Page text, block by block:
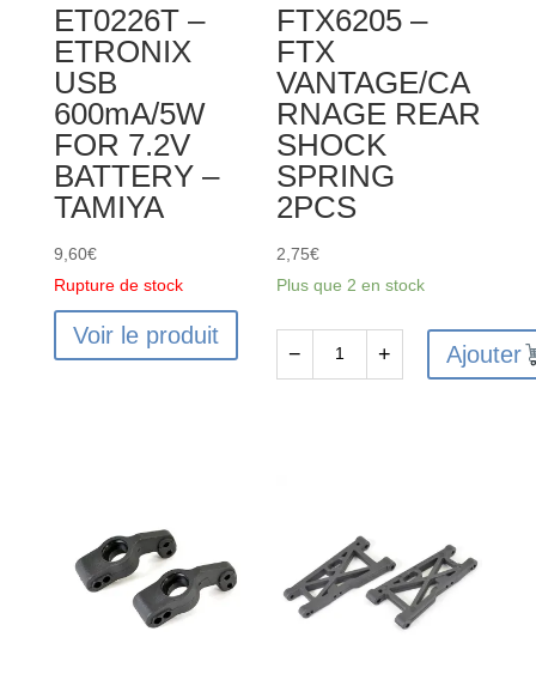
ET0226T –
ETRONIX
USB
600mA/5W
FOR 7.2V
BATTERY –
TAMIYA
9,60€
Rupture de stock
Voir le produit
FTX6205 –
FTX
VANTAGE/CA
RNAGE REAR
SHOCK
SPRING
2PCS
2,75€
Plus que 2 en stock
SHOCK
SPRING
− + Ajouter